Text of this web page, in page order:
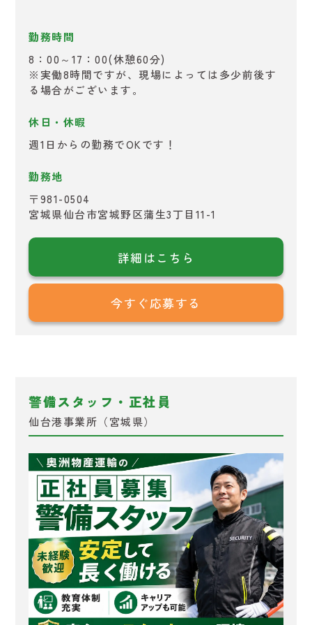
勤務時間
8：00～17：00(休憩60分)
※実働8時間ですが、現場によっては多少前後す
る場合がございます。
休日・休暇
週1日からの勤務でOKです！
勤務地
〒981-0504
宮城県仙台市宮城野区蒲生3丁目11-1
詳細はこちら
今すぐ応募する
警備スタッフ・正社員
仙台港事業所（宮城県）